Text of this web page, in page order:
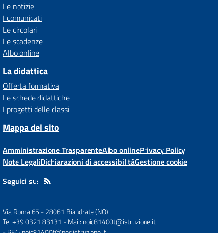
Le notizie
I comunicati
Le circolari
Le scadenze
Albo online
La didattica
Offerta formativa
Le schede didattiche
I progetti delle classi
Mappa del sito
Amministrazione TrasparenteAlbo onlinePrivacy Policy
Note LegaliDichiarazioni di accessibilitàGestione cookie
Seguici su:
Via Roma 65 -28061 Biandrate (NO)
Tel +39 0321 83131 - Mail: noic81400t@istruzione.it